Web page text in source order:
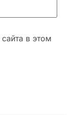
в этом